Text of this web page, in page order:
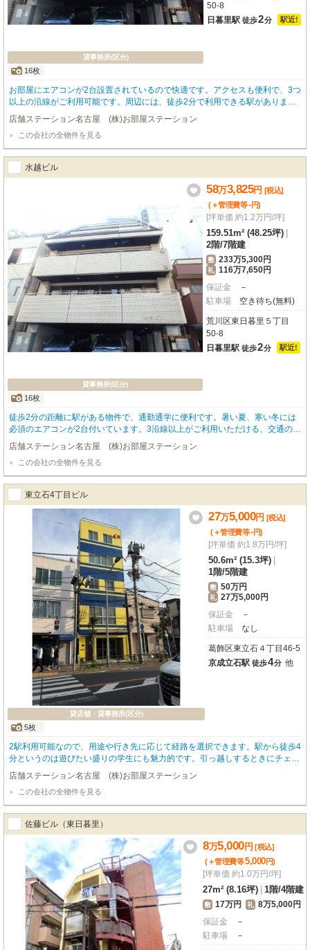
貸事務所(区分)
16枚
50-8
日暮里駅 徒歩2分 駅近!
お部屋にエアコンが2台設置されているので快適です。アクセスも便利で、3つ
以上の沿線がご利用可能です。周辺には、徒歩2分で利用できる駅がありま
す。
店舗ステーション名古屋 (株)お部屋ステーション
この会社の全物件を見る
水越ビル
貸事務所(区分)
16枚
58万3,825円 [税込]
(＋管理費等-円)
[坪単価 約1.2万円/坪]
159.51m² (48.25坪)
2階/7階建
敷 233万5,300円
礼 116万7,650円
保証金
－
駐車場
空き待ち(無料)
荒川区東日暮里５丁目
50-8
日暮里駅 徒歩2分 駅近!
徒歩2分の距離に駅がある物件で、通勤通学に便利です。暑い夏、寒い冬には
必須のエアコンが2台付いています。3沿線以上がご利用いただける、交通の便
の良い物件です。
店舗ステーション名古屋 (株)お部屋ステーション
この会社の全物件を見る
東立石4丁目ビル
貸店舗・貸事務所(区分)
5枚
27万5,000円 [税込]
(＋管理費等-円)
[坪単価 約1.8万円/坪]
50.6m² (15.3坪)
1階/5階建
敷 50万円
礼 27万5,000円
保証金
－
駐車場
なし
葛飾区東立石４丁目46-5
京成立石駅 徒歩4分 他
2駅利用可能なので、用途や行き先に応じて経路を選択できます。駅から徒歩4
分というのは遊びたい盛りの学生にも魅力的です。引っ越しするときにチェッ
クしたいのが敷金2ヶ月分の物件。
店舗ステーション名古屋 (株)お部屋ステーション
この会社の全物件を見る
佐藤ビル（東日暮里）
8万5,000円 [税込]
(＋管理費等5,000円)
[坪単価 約1.0万円/坪]
27m² (8.16坪) 1階/4階建
敷 17万円 礼 8万5,000円
保証金
－
駐車場
－